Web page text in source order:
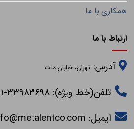
همکاری با ما
ارتباط با ما
آدرس:تهران، خیابان ملت
تلفن(خط ویژه): 33983698-021
ایمیل:info@metalentco.com